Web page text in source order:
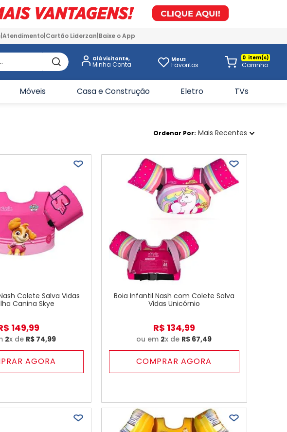
Atendimento Cartão Liderzan Baixe o App
Olá visitante, Meus
Favoritos
0
Móveis Casa e Construção Eletro TVs
Ordenar Por Mais Recentes
Colete Salva Vidas
Canina Skye
149,99
2x de R$ 74,99
AGORA
Boia Infantil Nash com Colete Salva
Vidas Unicórnio
R$ 134,99
ou em 2x de R$ 67,49
COMPRAR AGORA